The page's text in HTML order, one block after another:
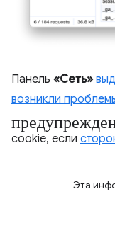
Панель «Сеть»
возникли
cookie, если
Эта